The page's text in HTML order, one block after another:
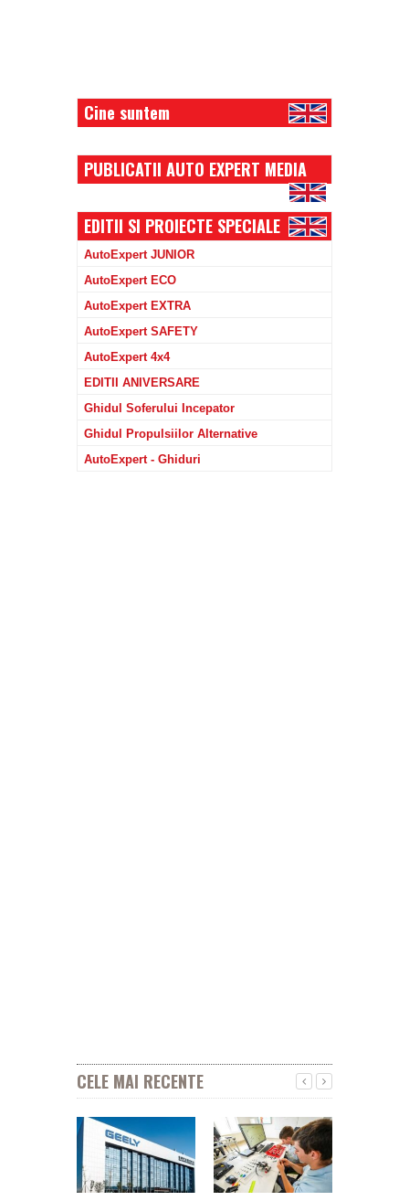
Cine suntem
PUBLICATII AUTO EXPERT MEDIA
EDITII SI PROIECTE SPECIALE
AutoExpert JUNIOR
AutoExpert ECO
AutoExpert EXTRA
AutoExpert SAFETY
AutoExpert 4x4
EDITII ANIVERSARE
Ghidul Soferului Incepator
Ghidul Propulsiilor Alternative
AutoExpert - Ghiduri
CELE MAI RECENTE